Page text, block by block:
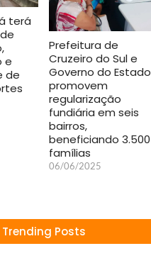
Prefeitura de
Cruzeiro do Sul e
Governo do Estado
promovem
regularização
fundiária em seis
bairros,
beneficiando 3.500
famílias
06/06/2025
terá
e
de
Trending Posts